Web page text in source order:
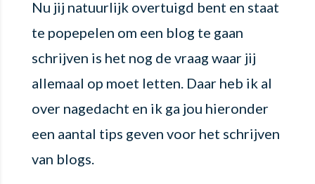
Nu jij natuurlijk overtuigd bent en staat
te popepelen om een blog te gaan
schrijven is het nog de vraag waar jij
allemaal op moet letten. Daar heb ik al
over nagedacht en ik ga jou hieronder
een aantal tips geven voor het schrijven
van blogs.